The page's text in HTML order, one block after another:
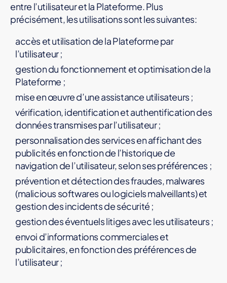
entre l’utilisateur et la Plateforme. Plus
précisément, les utilisations sont les suivantes:
accès et utilisation de la Plateforme par
l’utilisateur ;
gestion du fonctionnement et optimisation de la
Plateforme ;
mise en œuvre d’une assistance utilisateurs ;
vérification, identification et authentification des
données transmises par l’utilisateur ;
personnalisation des services en affichant des
publicités en fonction de l’historique de
navigation de l’utilisateur, selon ses préférences ;
prévention et détection des fraudes, malwares
(malicious softwares ou logiciels malveillants) et
gestion des incidents de sécurité ;
gestion des éventuels litiges avec les utilisateurs ;
envoi d’informations commerciales et
publicitaires, en fonction des préférences de
l’utilisateur ;